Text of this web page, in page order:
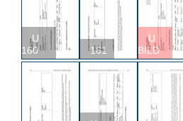
U
160
161
U
BILD